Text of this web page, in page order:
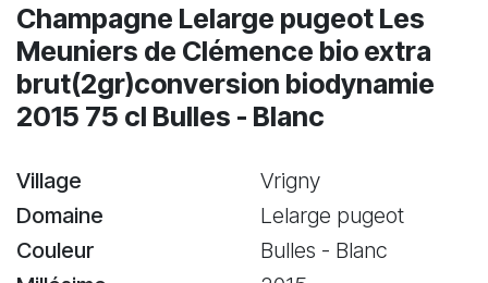
Champagne Lelarge pugeot Les
Meuniers de Clémence bio extra
brut(2gr)conversion biodynamie
2015 75 cl Bulles - Blanc
Village
Vrigny
Domaine
Lelarge pugeot
Couleur
Bulles - Blanc